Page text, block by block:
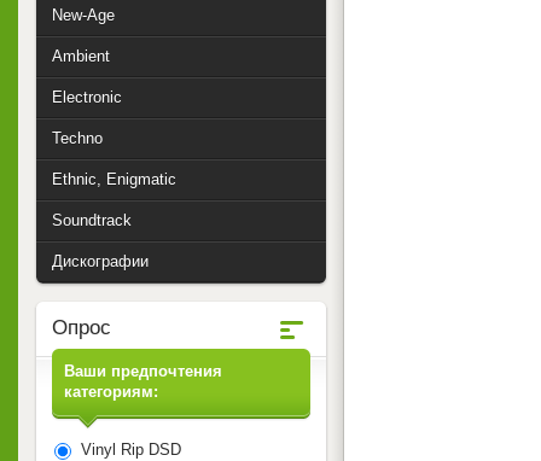
New-Age
Ambient
Electronic
Techno
Ethnic, Enigmatic
Soundtrack
Дискографии
Опрос
Ваши предпочтения
категориям:
Vinyl Rip DSD